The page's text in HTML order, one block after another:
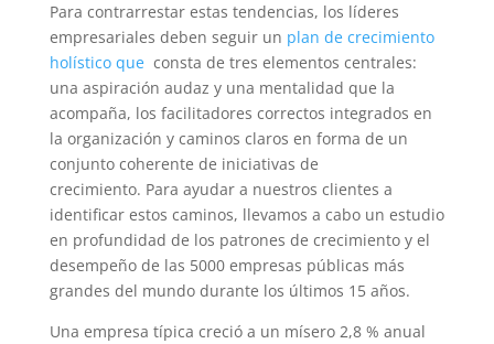
Para contrarrestar estas tendencias, los líderes
empresariales deben seguir un plan de crecimiento
holístico queconsta de tres elementos centrales:
una aspiración audaz y una mentalidad que la
acompaña, los facilitadores correctos integrados en
la organización y caminos claros en forma de un
conjunto coherente de iniciativas de
crecimiento. Para ayudar a nuestros clientes a
identificar estos caminos, llevamos a cabo un estudio
en profundidad de los patrones de crecimiento y el
desempeño de las 5000 empresas públicas más
grandes del mundo durante los últimos 15 años.
Una empresa típica creció a un mísero 2,8 % anual